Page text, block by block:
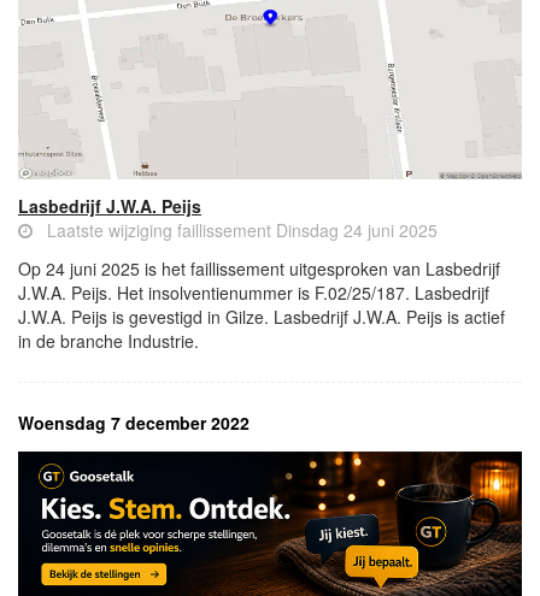
Lasbedrijf J.W.A. Peijs
Laatste wijziging faillissement Dinsdag 24 juni 2025
Op 24 juni 2025 is het faillissement uitgesproken van Lasbedrijf
J.W.A. Peijs. Het insolventienummer is F.02/25/187. Lasbedrijf
J.W.A. Peijs is gevestigd in Gilze. Lasbedrijf J.W.A. Peijs is actief
in de branche Industrie.
Woensdag 7 december 2022